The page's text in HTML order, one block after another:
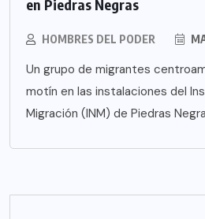
en Piedras Negras
HOMBRES DEL PODER
Un grupo de migrantes
motín en las instalaciones del
Migración (INM) de Piedras